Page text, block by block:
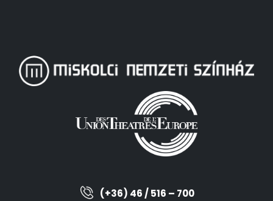
(+36) 46 / 516 – 700